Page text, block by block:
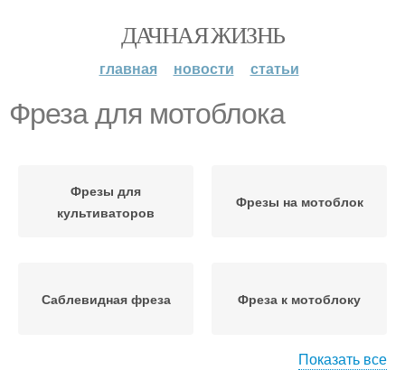
ДАЧНАЯ ЖИЗНЬ
главная новости статьи
Фреза для мотоблока
Фрезы для
культиваторов
Фрезы на мотоблок
Саблевидная фреза Фреза к мотоблоку
Показать все